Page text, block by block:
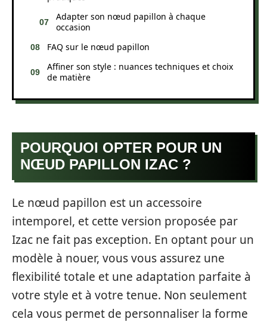
Adapter son nœud papillon à chaque
occasion
FAQ sur le nœud papillon
Affiner son style : nuances techniques et choix
de matière
POURQUOI OPTER POUR UN
NŒUD PAPILLON IZAC ?
Le nœud papillon est un accessoire
intemporel, et cette version proposée par
Izac ne fait pas exception. En optant pour un
modèle à nouer, vous vous assurez une
flexibilité totale et une adaptation parfaite à
votre style et à votre tenue. Non seulement
cela vous permet de personnaliser la forme